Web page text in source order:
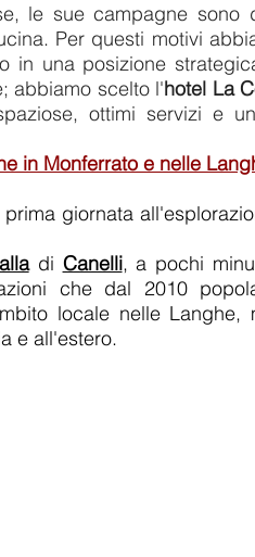
le sue campagne
Per questi motivi
in una posizione
abbiamo scelto l'hotel La
ottimi servizi e
in Monferrato e nelle
giornata
di Canelli, a pochi
che dal 2010
locale nelle
e all'estero.